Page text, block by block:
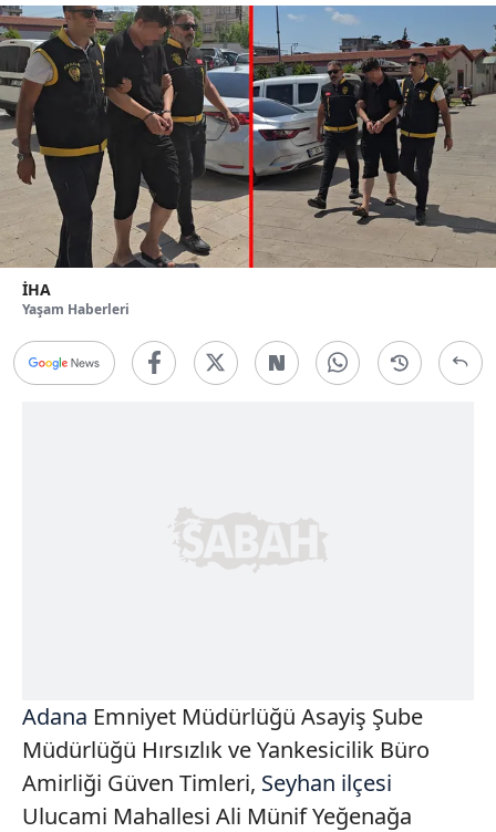
İHA
Yaşam Haberleri
Adana Emniyet Müdürlüğü Asayiş Şube
Müdürlüğü Hırsızlık ve Yankesicilik Büro
Amirliği Güven Timleri, Seyhan ilçesi
Ulucami Mahallesi Ali Münif Yeğenağa